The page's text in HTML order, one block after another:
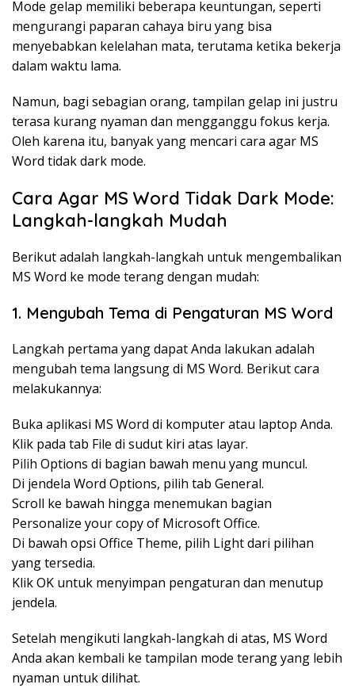
Mode gelap memiliki beberapa keuntungan, seperti
mengurangi paparan cahaya biru yang bisa
menyebabkan kelelahan mata, terutama ketika bekerja
dalam waktu lama.
Namun, bagi sebagian orang, tampilan gelap ini justru
terasa kurang nyaman dan mengganggu fokus kerja.
Oleh karena itu, banyak yang mencari cara agar MS
Word tidak dark mode.
Cara Agar MS Word Tidak Dark Mode:
Langkah-langkah Mudah
Berikut adalah langkah-langkah untuk mengembalikan
MS Word ke mode terang dengan mudah:
1. Mengubah Tema di Pengaturan MS Word
Langkah pertama yang dapat Anda lakukan adalah
mengubah tema langsung di MS Word. Berikut cara
melakukannya:
Buka aplikasi MS Word di komputer atau laptop Anda.
Klik pada tab File di sudut kiri atas layar.
Pilih Options di bagian bawah menu yang muncul.
Di jendela Word Options, pilih tab General.
Scroll ke bawah hingga menemukan bagian
Personalize your copy of Microsoft Office.
Di bawah opsi Office Theme, pilih Light dari pilihan
yang tersedia.
Klik OK untuk menyimpan pengaturan dan menutup
jendela.
Setelah mengikuti langkah-langkah di atas, MS Word
Anda akan kembali ke tampilan mode terang yang lebih
nyaman untuk dilihat.